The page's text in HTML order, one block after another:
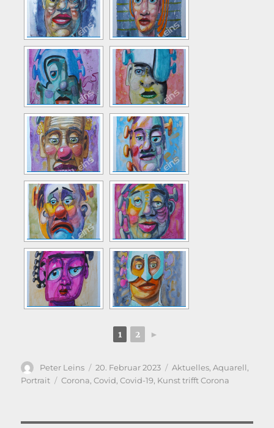
1 2 ►
Autor
Peter Leins
Veröffentlicht
am
20. Februar 2023 Kategorien
Aktuelles,Aquarell,
Portrait
Schlagwörter
Corona,Covid,Covid-19, Kunst trifft Corona